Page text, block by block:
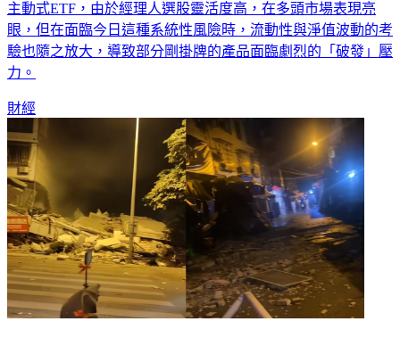
主動式ETF，由於經理人選股靈活度高，在多頭市場表現亮
眼，但在面臨今日這種系統性風險時，流動性與淨值波動的考
驗也隨之放大，導致部分剛掛牌的產品面臨劇烈的「破發」壓
力。
財經